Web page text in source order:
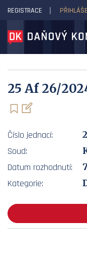
DAŇOVÝ
REGISTRACE
25 Af 26/
Číslo jednací:
Soud:
Datum rozhodnutí:
Kategorie: